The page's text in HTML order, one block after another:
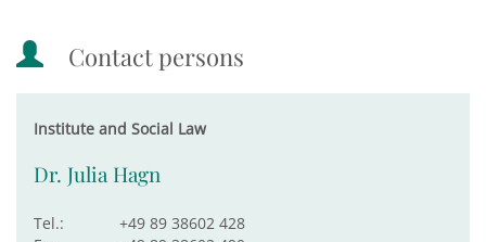
Contact persons
Institute and Social Law
Dr. Julia Hagn
Tel.:
+49 89 38602 428